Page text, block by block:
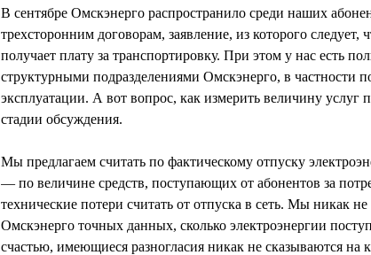
В сентябре Омскэнерго распространило среди наших
трехсторонним договорам, заявление, из которого следует,
получает плату за транспортировку. При этом у нас есть
структурными подразделениями Омскэнерго, в частности
эксплуатации. А вот вопрос, как измерить величину услуг
стадии обсуждения.
Мы предлагаем считать по фактическому отпуску
— по величине средств, поступающих от абонентов за
технические потери считать от отпуска в сеть. Мы никак
Омскэнерго точных данных, сколько электроэнергии
счастью, имеющиеся разногласия никак не сказываются на